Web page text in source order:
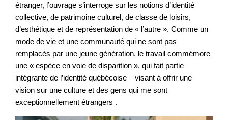
étranger, l’ouvrage s’interroge sur les notions d’identité
collective, de patrimoine culturel, de classe de loisirs,
d’esthétique et de représentation de « l’autre ». Comme un
mode de vie et une communauté qui ne sont pas
remplacés par une jeune génération, le travail commémore
une « espèce en voie de disparition », qui fait partie
intégrante de l’identité québécoise – visant à offrir une
vision sur une culture et des gens qui me sont
exceptionnellement étrangers .